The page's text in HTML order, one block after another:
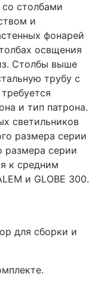
со столбами
и
фонарей
освщения
Столбы выше
трубу с
и тип патрона.
светильников
размера серии
размера серии
к средним
и GLOBE 300.
для сборки и